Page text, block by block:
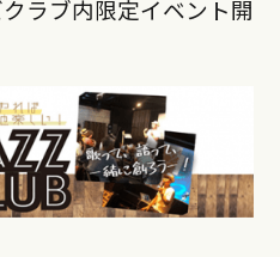
ラブ内限定イベント開